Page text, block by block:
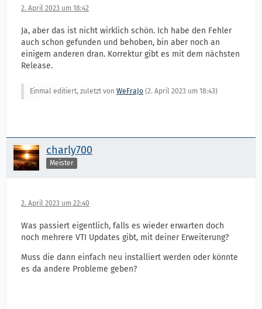
2. April 2023 um 18:42
Ja, aber das ist nicht wirklich schön. Ich habe den Fehler
auch schon gefunden und behoben, bin aber noch an
einigem anderen dran. Korrektur gibt es mit dem nächsten
Release.
Einmal editiert, zuletzt von WeFraJo (2. April 2023 um 18:43)
charly700
Meister
2. April 2023 um 22:40
Was passiert eigentlich, falls es wieder erwarten doch
noch mehrere VTI Updates gibt, mit deiner Erweiterung?
Muss die dann einfach neu installiert werden oder könnte
es da andere Probleme geben?